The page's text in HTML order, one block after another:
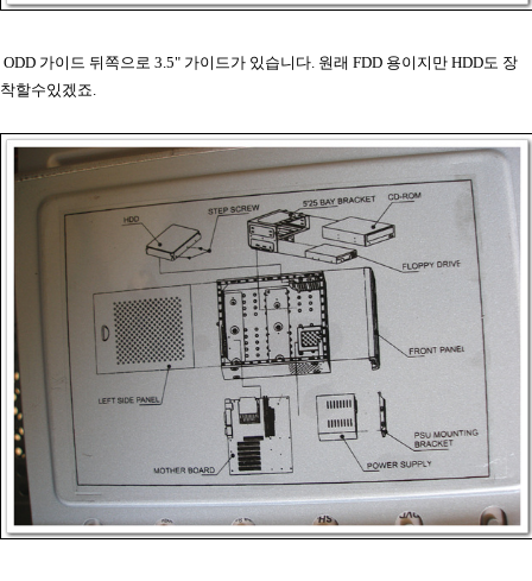
ODD 가이드 뒤쪽으로 3.5" 가이드가 있습니다. 원래 FDD 용이지만 HDD도 장
착할수있겠죠.